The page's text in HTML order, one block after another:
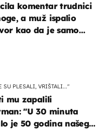
SU PLESALI, VRIŠTALI..."
mu zapalili
"U 30 minuta
je 50 godina našeg
komentar trudnici
a muž ispalio
kao da je samo